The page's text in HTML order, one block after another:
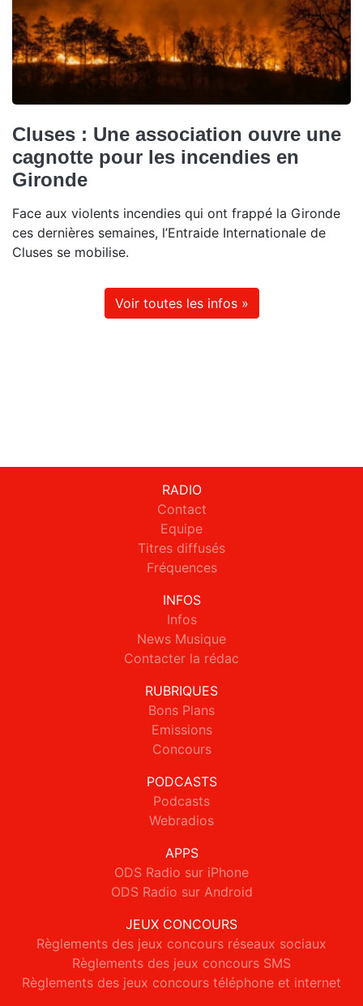
Cluses : Une association ouvre une
cagnotte pour les incendies en
Gironde
Face aux violents incendies qui ont frappé la Gironde
ces dernières semaines, l’Entraide Internationale de
Cluses se mobilise.
Voir toutes les infos »
RADIO
Contact
Equipe
Titres diffusés
Fréquences
INFOS
Infos
News Musique
Contacter la rédac
RUBRIQUES
Bons Plans
Emissions
Concours
PODCASTS
Podcasts
Webradios
APPS
ODS Radio sur iPhone
ODS Radio sur Android
JEUX CONCOURS
Règlements des jeux concours réseaux sociaux
Règlements des jeux concours SMS
Règlements des jeux concours téléphone et internet